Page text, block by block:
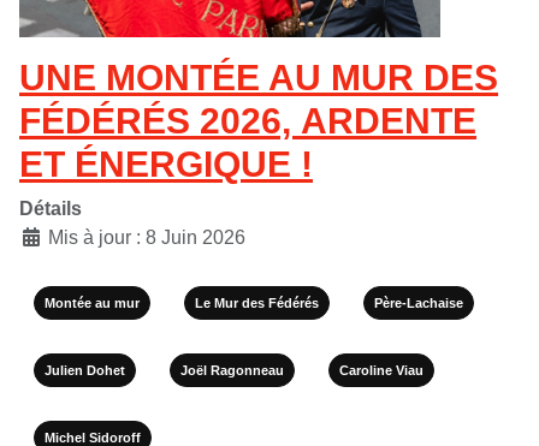
UNE MONTÉE AU MUR DES
FÉDÉRÉS 2026, ARDENTE
ET ÉNERGIQUE !
Détails
Mis à jour : 8 Juin 2026
Montée au mur Le Mur des Fédérés Père-Lachaise
Julien Dohet Joël Ragonneau Caroline Viau
Michel Sidoroff